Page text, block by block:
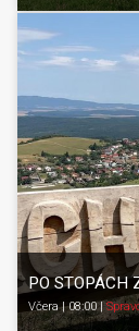
PO STOPÁCH
Včera | 08:00 |